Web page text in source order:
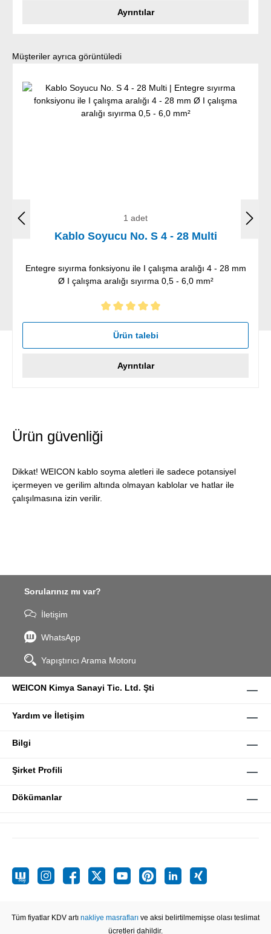
Ayrıntılar
Ürün galerisini atla
Müşteriler ayrıca görüntüledi
1 adet
Kablo Soyucu No. S 4 - 28 Multi
Entegre sıyırma fonksiyonu ile I çalışma aralığı 4 - 28 mm
Ø I çalışma aralığı sıyırma 0,5 - 6,0 mm²
5 yıldız üzerinden 5 ortalama puanı
Ürün talebi
Ayrıntılar
Ürün güvenliği
Dikkat! WEICON kablo soyma aletleri ile sadece potansiyel
içermeyen ve gerilim altında olmayan kablolar ve hatlar ile
çalışılmasına izin verilir.
Sorularınız mı var?
İletişim
WhatsApp
Yapıştırıcı Arama Motoru
WEICON Kimya Sanayi Tic. Ltd. Şti
Yardım ve İletişim
Bilgi
Şirket Profili
Dökümanlar
Tüm fiyatlar KDV artı nakliye masrafları ve aksi belirtilmemişse olası teslimat
ücretleri dahildir.